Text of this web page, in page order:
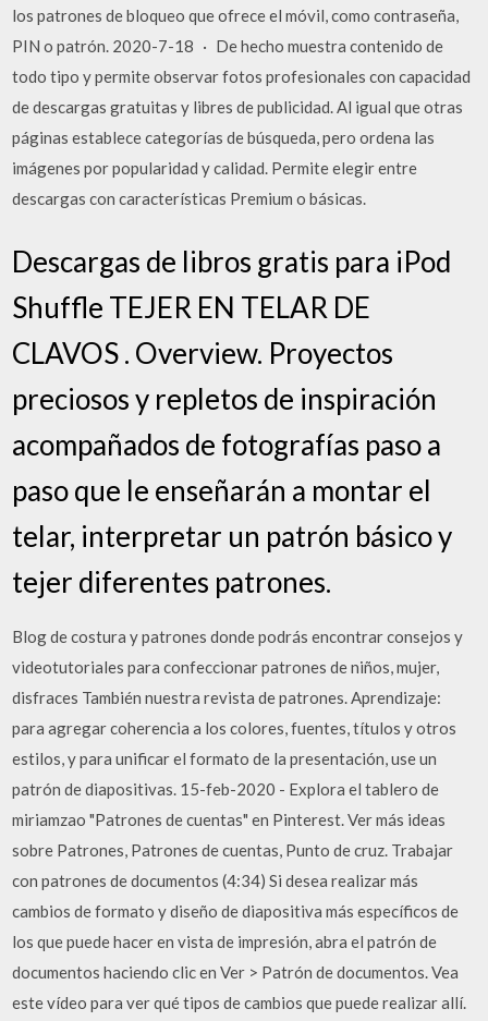
los patrones de bloqueo que ofrece el móvil, como contraseña,
PIN o patrón. 2020-7-18 · De hecho muestra contenido de
todo tipo y permite observar fotos profesionales con capacidad
de descargas gratuitas y libres de publicidad. Al igual que otras
páginas establece categorías de búsqueda, pero ordena las
imágenes por popularidad y calidad. Permite elegir entre
descargas con características Premium o básicas.
Descargas de libros gratis para iPod
Shuffle TEJER EN TELAR DE
CLAVOS . Overview. Proyectos
preciosos y repletos de inspiración
acompañados de fotografías paso a
paso que le enseñarán a montar el
telar, interpretar un patrón básico y
tejer diferentes patrones.
Blog de costura y patrones donde podrás encontrar consejos y
videotutoriales para confeccionar patrones de niños, mujer,
disfraces También nuestra revista de patrones. Aprendizaje:
para agregar coherencia a los colores, fuentes, títulos y otros
estilos, y para unificar el formato de la presentación, use un
patrón de diapositivas. 15-feb-2020 - Explora el tablero de
miriamzao "Patrones de cuentas" en Pinterest. Ver más ideas
sobre Patrones, Patrones de cuentas, Punto de cruz. Trabajar
con patrones de documentos (4:34) Si desea realizar más
cambios de formato y diseño de diapositiva más específicos de
los que puede hacer en vista de impresión, abra el patrón de
documentos haciendo clic en Ver > Patrón de documentos. Vea
este vídeo para ver qué tipos de cambios que puede realizar allí.